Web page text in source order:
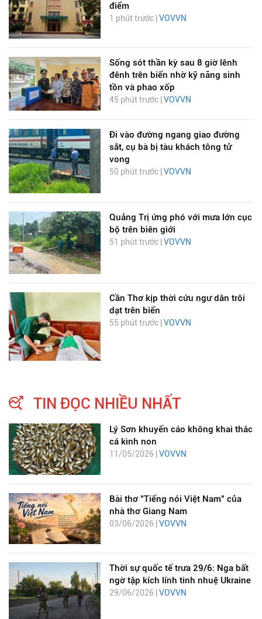
điểm
1 phút trước | VOVVN
Sống sót thần kỳ sau 8 giờ lênh
đênh trên biển nhờ kỹ năng sinh
tồn và phao xốp
45 phút trước | VOVVN
Đi vào đường ngang giao đường
sắt, cụ bà bị tàu khách tông tử
vong
50 phút trước |VOVVN
Quảng Trị ứng phó với mưa lớn cục
bộ trên biên giới
51 phút trước | VOVVN
Cần Thơ kịp thời cứu ngư dân trôi
dạt trên biển
55 phút trước | VOVVN
TIN ĐỌC NHIỀU NHẤT
Lý Sơn khuyến cáo không khai thác
cá kình non
11/05/2026 | VOVVN
Bài thơ "Tiếng nói Việt Nam" của
nhà thơ Giang Nam
03/06/2026 |VOVVN
Thời sự quốc tế trưa 29/6: Nga bất
ngờ tập kích lính tinh nhuệ Ukraine
29/06/2026 | VOVVN